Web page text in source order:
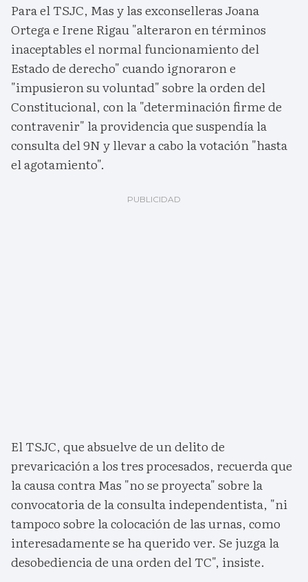
Para el TSJC, Mas y las exconselleras Joana
Ortega e Irene Rigau "alteraron en términos
inaceptables el normal funcionamiento del
Estado de derecho" cuando ignoraron e
"impusieron su voluntad" sobre la orden del
Constitucional, con la "determinación firme de
contravenir" la providencia que suspendía la
consulta del 9N y llevar a cabo la votación "hasta
el agotamiento".
El TSJC, que absuelve de un delito de
prevaricación a los tres procesados, recuerda que
la causa contra Mas "no se proyecta" sobre la
convocatoria de la consulta independentista, "ni
tampoco sobre la colocación de las urnas, como
interesadamente se ha querido ver. Se juzga la
desobediencia de una orden del TC", insiste.